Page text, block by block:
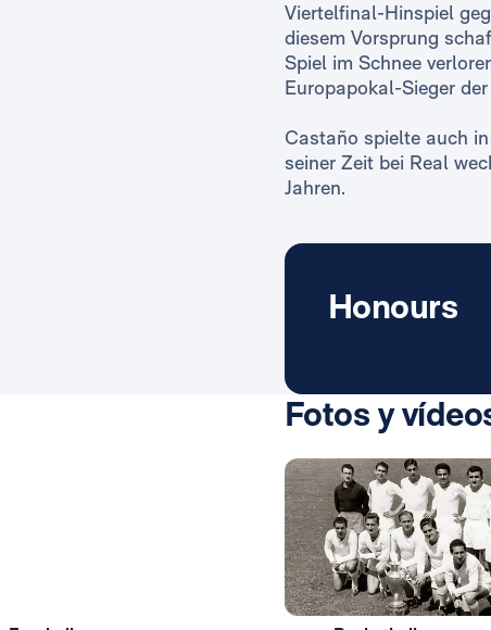
Viertelfinal-Hinspiel
diesem Vorsprung
Spiel im Schnee
Europapokal-Sieger
Castaño spielte auch
seiner Zeit bei Real
Jahren.
Honours
Fotos y